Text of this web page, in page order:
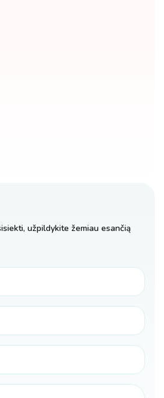
užpildykite žemiau esančią